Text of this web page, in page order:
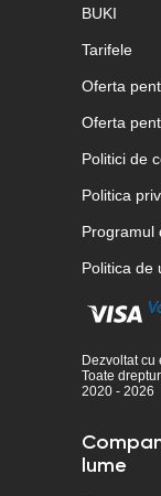
BUKI
Tarifele
Oferta
Oferta
Politici de
Politica
Programul
Politica de
Dezvoltat cu
Toate
2020 - 2026
lume